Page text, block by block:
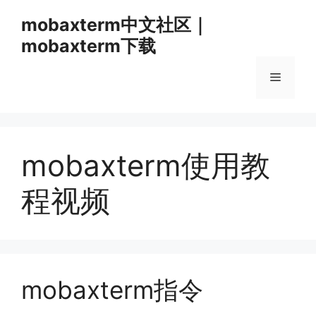
mobaxterm中文社区｜
mobaxterm下载
菜
mobaxterm使用教
程视频
mobaxterm指令